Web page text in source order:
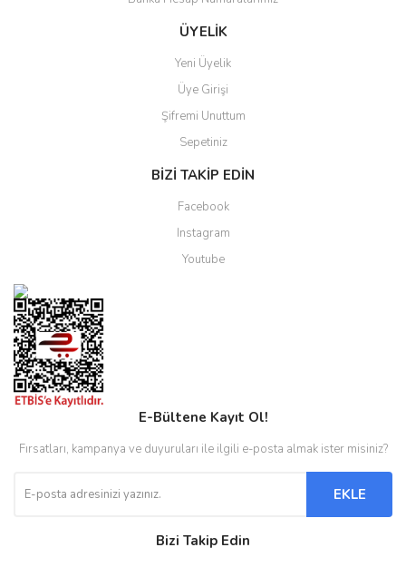
ÜYELİK
Yeni Üyelik
Üye Girişi
Şifremi Unuttum
Sepetiniz
BİZİ TAKİP EDİN
Facebook
Instagram
Youtube
E-Bültene Kayıt Ol!
Fırsatları, kampanya ve duyuruları ile ilgili e-posta almak ister misiniz?
EKLE
Bizi Takip Edin